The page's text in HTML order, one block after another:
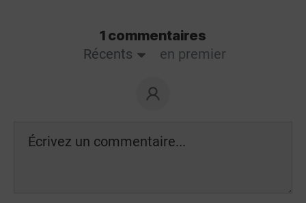
1 commentaires
Récents
en premier